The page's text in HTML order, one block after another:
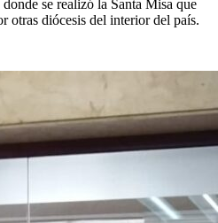
se realizó la Santa Misa que
otras diócesis del interior del país.